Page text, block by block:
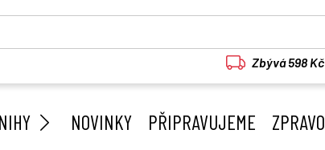
Zbývá 598
NOVINKY PŘIPRAVUJEME